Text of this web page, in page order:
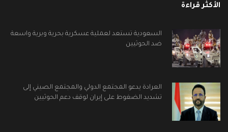
الأكثر قراءة
السعودية تستعد لعملية عسكرية بحرية وبرية واسعة
ضد الحوثيين
العرادة يدعو المجتمع الدولي والمجتمع الصيني إلى
تشديد الضغوط على إيران لوقف دعم الحوثيين